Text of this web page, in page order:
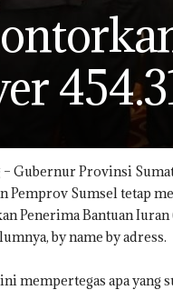
– Gubernur Provinsi
Pemprov Sumsel tetap
Penerima Bantuan Iuran
by name by adress.
mempertegas apa yang